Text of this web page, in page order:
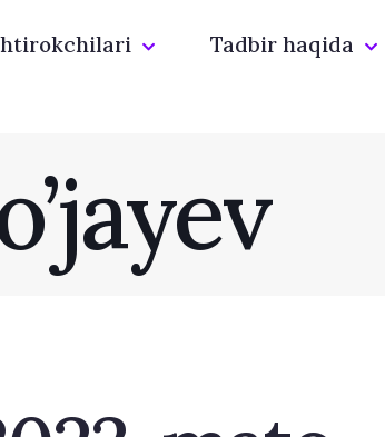
Tadbir haqida